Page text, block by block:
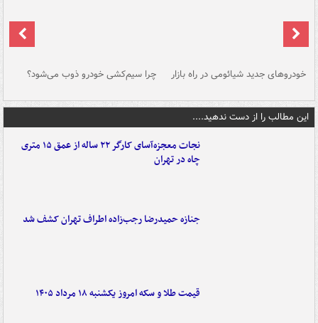
خودروهای جدید شیائومی در راه بازار چرا سیم‌کشی خودرو ذوب می‌شود؟
این مطالب را از دست ندهید....
نجات معجزه‌آسای کارگر ۲۲ ساله از عمق ۱۵ متری
چاه در تهران
جنازه حمیدرضا رجب‌زاده اطراف تهران کشف شد
قیمت طلا و سکه امروز یکشنبه ۱۸ مرداد ۱۴۰۵